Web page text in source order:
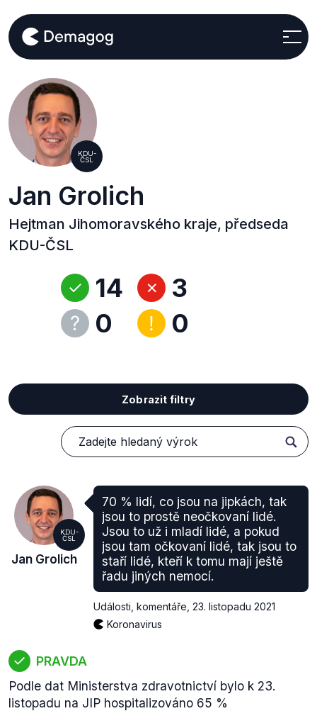
KDU-
ČSL
Jan Grolich
Hejtman Jihomoravského kraje, předseda
KDU-ČSL
14
0
3
0
Zobrazit filtry
KDU-
ČSL
Jan Grolich
70 % lidí, co jsou na jipkách, tak
jsou to prostě neočkovaní lidé.
Jsou to už i mladí lidé, a pokud
jsou tam očkovaní lidé, tak jsou to
staří lidé, kteří k tomu mají ještě
řadu jiných nemocí.
Události, komentáře 23. listopadu 2021
Koronavirus
PRAVDA
Podle dat Ministerstva zdravotnictví bylo k 23.
listopadu na JIP hospitalizováno 65 %